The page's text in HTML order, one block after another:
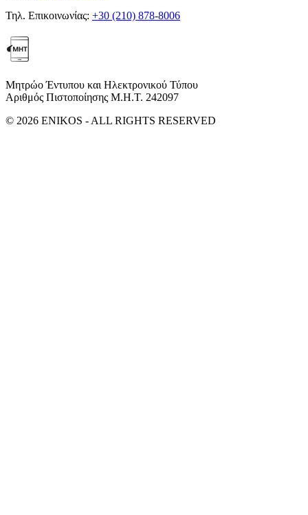
Τηλ. Επικοινωνίας: +30 (210) 878-8006
Μητρώο Έντυπου και Ηλεκτρονικού Τύπου
Αριθμός Πιστοποίησης Μ.Η.Τ. 242097
© 2026 ENIKOS - ALL RIGHTS RESERVED